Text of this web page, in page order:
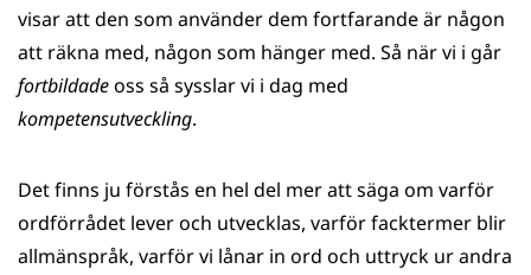
visar att den som använder dem fortfarande är någon
att räkna med, någon som hänger med. Så när vi i går
fortbildadeoss så sysslar vi i dag med
kompetensutveckling.
Det finns ju förstås en hel del mer att säga om varför
ordförrådet lever och utvecklas, varför facktermer blir
allmänspråk, varför vi lånar in ord och uttryck ur andra